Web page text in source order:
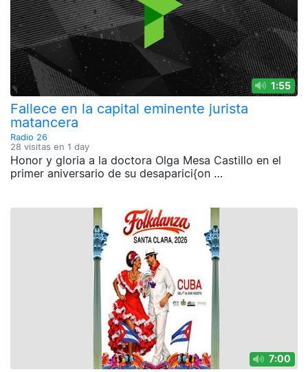
1:55
Fallece en la capital eminente jurista
matancera
Radio 26
28 visitas en 1 day
Honor y gloria a la doctora Olga Mesa Castillo en el
primer aniversario de su desaparici{on …
7:00